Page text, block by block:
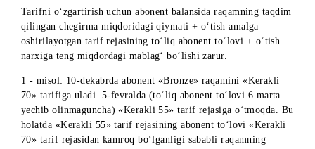
Light, Platinum, Platinum Plus, Super Platinum
raqamlar 31.12.2025y. gacha tugab qolgan taqdirda,
muddatidan avval to‘xtatiladi.
6 ta, 12 ta yoki 24 ta to‘liq oy uchun abonent to‘lovi (oylik
tariflar uchun) yoki ikkinchi to‘liq abonent to‘lovi (yillik
tariflar uchun) YECHILGUNGA QADAR tarif rejasini
o‘zgartirishning shartlari
Aksiya doirasida ulangan abonent, shaxsni tasdiqlovchi